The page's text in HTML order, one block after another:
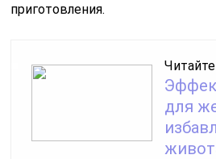
приготовления.
для